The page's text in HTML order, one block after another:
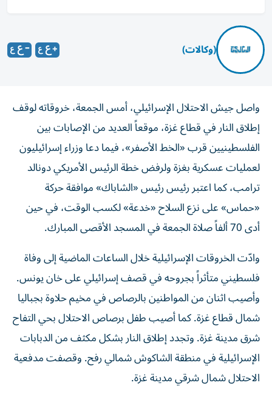
(وكالات)
واصل جيش الاحتلال الإسرائيلي، أمس الجمعة، خروقاته لوقف
إطلاق النار في قطاع غزة، موقعاً العديد من الإصابات بين
الفلسطينيين قرب «الخط الأصفر»، فيما دعا وزراء إسرائيليون
لعمليات عسكرية بغزة ولرفض خطة الرئيس الأمريكي دونالد
ترامب، كما اعتبر رئيس رئيس «الشاباك» موافقة حركة
«حماس» على نزع السلاح «خدعة» لكسب الوقت، في حين
أدى 70 ألفاً صلاة الجمعة في المسجد الأقصى المبارك.
وادّت الخروقات الإسرائيلية خلال الساعات الماضية إلى وفاة
فلسطيني متأثراً بجروحه في قصف إسرائيلي على خان يونس.
وأصيب اثنان من المواطنين بالرصاص في مخيم حلاوة بجباليا
شمال قطاع غزة. كما أصيب طفل برصاص الاحتلال بحي التفاح
شرق مدينة غزة. وتجدد إطلاق النار بشكل مكثف من الدبابات
الإسرائيلية في منطقة الشاكوش شمالي رفح. وقصفت مدفعية
الاحتلال شمال شرقي مدينة غزة.